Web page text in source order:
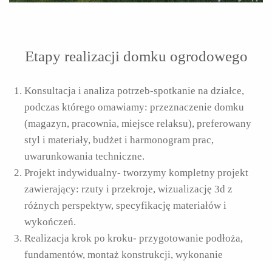
Etapy realizacji domku ogrodowego
Konsultacja i analiza potrzeb-spotkanie na działce,
podczas którego omawiamy: przeznaczenie domku
(magazyn, pracownia, miejsce relaksu), preferowany
styl i materiały, budżet i harmonogram prac,
uwarunkowania techniczne.
Projekt indywidualny- tworzymy kompletny projekt
zawierający: rzuty i przekroje, wizualizację 3d z
różnych perspektyw, specyfikację materiałów i
wykończeń.
Realizacja krok po kroku- przygotowanie podłoża,
fundamentów, montaż konstrukcji, wykonanie